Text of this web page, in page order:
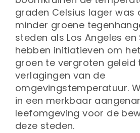
graden Celsius lager was
minder groene
steden als Los Angeles
hebben initiatieven om
groen te vergroten
verlagingen van de
omgevingstemperatuur.
in een merkbaar
leefomgeving voor de
deze steden.